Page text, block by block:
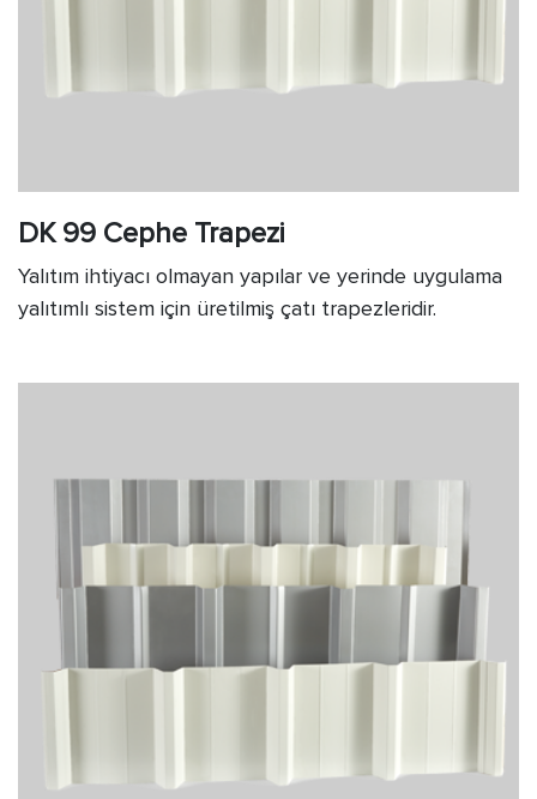
DK 99 Cephe Trapezi
Yalıtım ihtiyacı olmayan yapılar ve yerinde uygulama
yalıtımlı sistem için üretilmiş çatı trapezleridir.